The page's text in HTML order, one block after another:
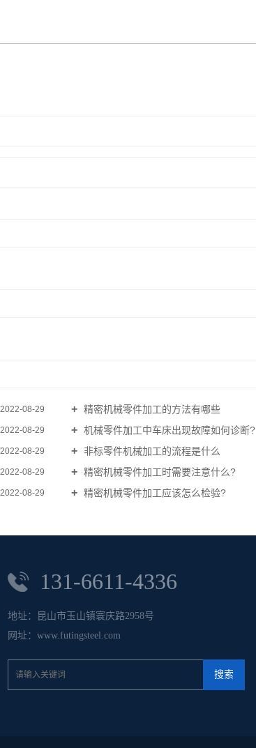
2022-08-29 精密机械零件加工的方法有哪些
2022-08-29 机械零件加工中车床出现故障如何诊断?
2022-08-29 非标零件机械加工的流程是什么
2022-08-29 精密机械零件加工时需要注意什么?
2022-08-29 精密机械零件加工应该怎么检验?
131-6611-4336
地址：昆山市玉山镇寰庆路2958号
网址：www.futingsteel.com